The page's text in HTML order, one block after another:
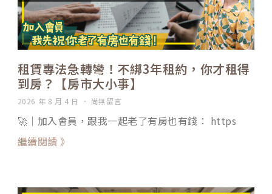
租賃專法急轉彎！不綁3年租約，你才租得
到房？【房市大小事】
2026 年 8 月 4 日 尚無留言
🚀｜加入會員，跟我一起老了有房也有錢： https
繼續閱讀 》